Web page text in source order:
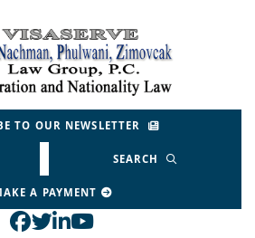
TO OUR NEWSLETTER
SEARCH
A PAYMENT
View our profile on
View our feed on
View our firm profile
View our channel